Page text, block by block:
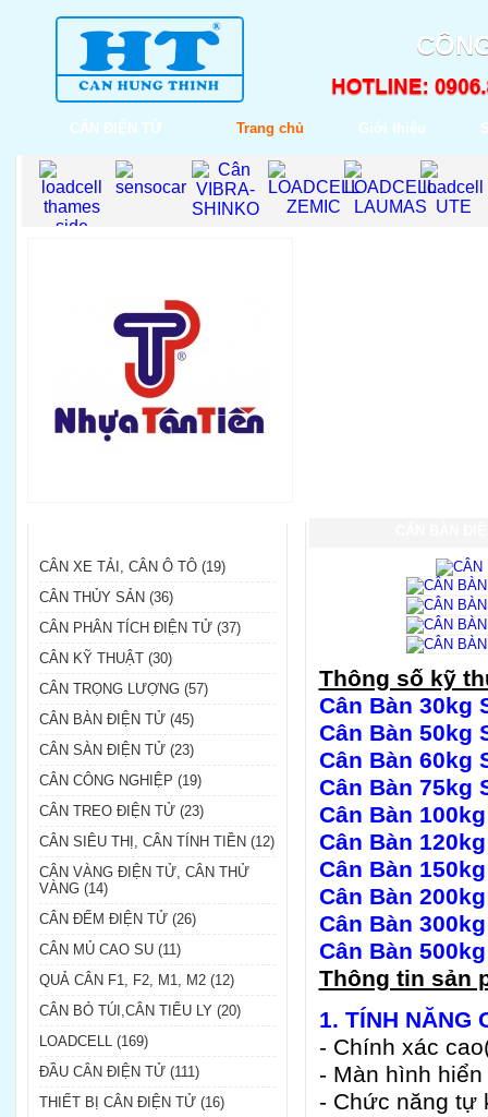
CÂN ĐIỆN TỬ Trang chủ Giới thiệu
CÂN XE TẢI, CÂN Ô TÔ (19)
CÂN THỦY SẢN (36)
CÂN PHÂN TÍCH ĐIỆN TỬ (37)
CÂN KỸ THUẬT (30)
CÂN TRỌNG LƯỢNG (57)
CÂN BÀN ĐIỆN TỬ (45)
CÂN SÀN ĐIỆN TỬ (23)
CÂN CÔNG NGHIỆP (19)
CÂN TREO ĐIỆN TỬ (23)
CÂN SIÊU THỊ, CÂN TÍNH TIỀN (12)
CÂN VÀNG ĐIỆN TỬ, CÂN THỬ
VÀNG (14)
CÂN ĐẾM ĐIỆN TỬ (26)
CÂN MỦ CAO SU (11)
QUẢ CÂN F1, F2, M1, M2 (12)
CÂN BỎ TÚI,CÂN TIỂU LY (20)
LOADCELL (169)
ĐẦU CÂN ĐIỆN TỬ (111)
THIẾT BỊ CÂN ĐIỆN TỬ (16)
Thông số kỹ
Cân Bàn 30kg
Cân Bàn 50kg
Cân Bàn 60kg
Cân Bàn 75kg
Cân Bàn
Cân Bàn
Cân Bàn
Cân Bàn
Cân Bàn
Cân Bàn 500kg
Thông tin sản
1. TÍNH NĂNG
- Chính xác
- Màn hình
- Chức năng tự